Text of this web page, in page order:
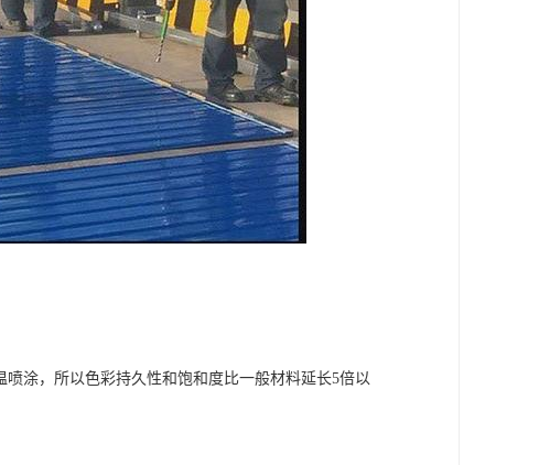
涂，所以色彩持久性和饱和度比一般材料延长5倍以